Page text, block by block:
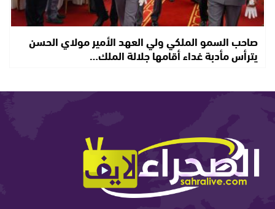
صاحب السمو الملكي ولي العهد الأمير مولاي الحسن
يترأس مأدبة غداء أقامها جلالة الملك…